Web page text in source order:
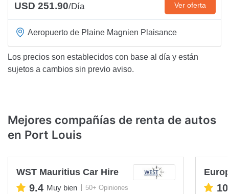
USD 251.90/Día Ver oferta
Aeropuerto de Plaine Magnien Plaisance
Los precios son establecidos con base al día y están
sujetos a cambios sin previo aviso.
Mejores compañías de renta de autos
en Port Louis
WST Mauritius Car Hire
9.4 Muy bien 50+ Opiniones